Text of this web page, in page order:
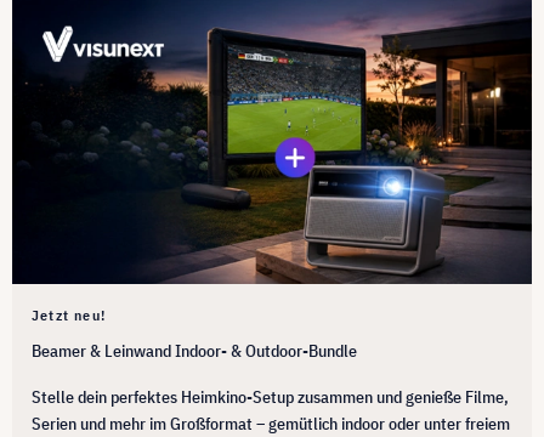
Jetzt neu!
Beamer & Leinwand Indoor- & Outdoor-Bundle
Stelle dein perfektes Heimkino-Setup zusammen und genieße Filme,
Serien und mehr im Großformat – gemütlich indoor oder unter freiem